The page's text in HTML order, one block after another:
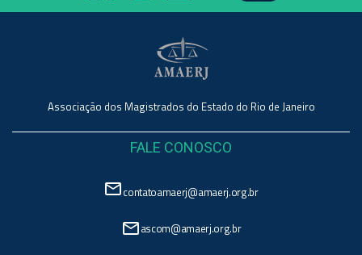
Associação dos Magistrados do Estado do Rio de Janeiro
FALE CONOSCO
mail_outlinecontatoamaerj@amaerj.org.br
mail_outlineascom@amaerj.org.br